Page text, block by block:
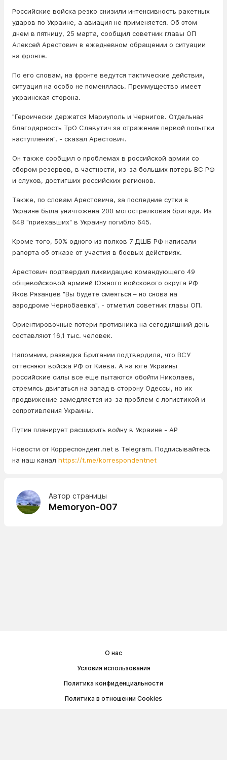
Российские войска резко снизили интенсивность ракетных
ударов по Украине, а авиация не применяется. Об этом
днем в пятницу, 25 марта, сообщил советник главы ОП
Алексей Арестович в ежедневном обращении о ситуации
на фронте.
По его словам, на фронте ведутся тактические действия,
ситуация на особо не поменялась. Преимущество имеет
украинская сторона.
"Героически держатся Мариуполь и Чернигов. Отдельная
благодарность ТрО Славутич за отражение первой попытки
наступления", - сказал Арестович.
Он также сообщил о проблемах в российской армии со
сбором резервов, в частности, из-за больших потерь ВС РФ
и слухов, достигших российских регионов.
Также, по словам Арестовича, за последние сутки в
Украине была уничтожена 200 мотострелковая бригада. Из
648 "приехавших" в Украину погибло 645.
Кроме того, 50% одного из полков 7 ДШБ РФ написали
рапорта об отказе от участия в боевых действиях.
Арестович подтвердил ликвидацию командующего 49
общевойсковой армией Южного войскового округа РФ
Яков Рязанцев "Вы будете смеяться – но снова на
аэродроме Чернобаевка", - отметил советник главы ОП.
Ориентировочные потери противника на сегодняшний день
составляют 16,1 тыс. человек.
Напомним, разведка Британии подтвердила, что ВСУ
оттесняют войска РФ от Киева. А на юге Украины
российские силы все еще пытаются обойти Николаев,
стремясь двигаться на запад в сторону Одессы, но их
продвижение замедляется из-за проблем с логистикой и
сопротивления Украины.
Путин планирует расширить войну в Украине - АР
Новости от Корреспондент.net в Telegram. Подписывайтесь
на наш канал https://t.me/korrespondentnet
Автор страницы
Memoryon-007
О нас
Условия использования
Политика конфиденциальности
Политика в отношении Cookies